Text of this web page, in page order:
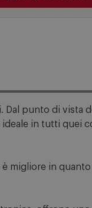
Dal punto di vista
in tutti quei
migliore in